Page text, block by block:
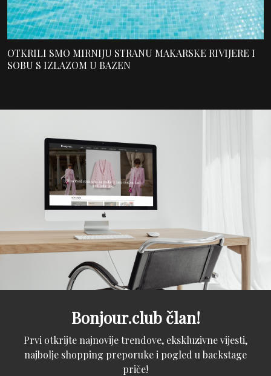
OTKRILI SMO MIRNIJU STRANU MAKARSKE RIVIJERE I
SOBU S IZLAZOM U BAZEN
Bonjour.club član!
Prvi otkrijte najnovije trendove, ekskluzivne vijesti,
najbolje shopping preporuke i pogled u backstage
priče!